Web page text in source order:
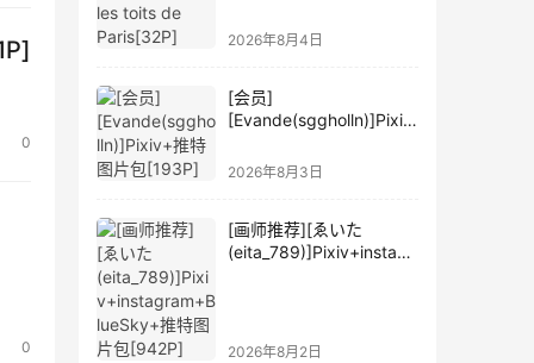
0
0
2026年8月4日
[会员]
[Evande(sggholln)]Pixiv
2026年8月3日
[画师推荐][ゑいた
(eita_789)]Pixiv+instagr
2026年8月2日